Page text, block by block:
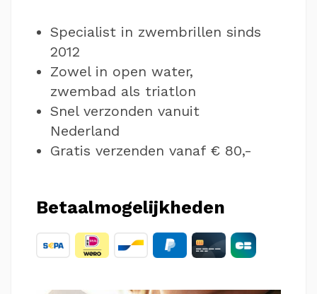
Specialist in zwembrillen sinds
2012
Zowel in open water,
zwembad als triatlon
Snel verzonden vanuit
Nederland
Gratis verzenden vanaf € 80,-
Betaalmogelijkheden